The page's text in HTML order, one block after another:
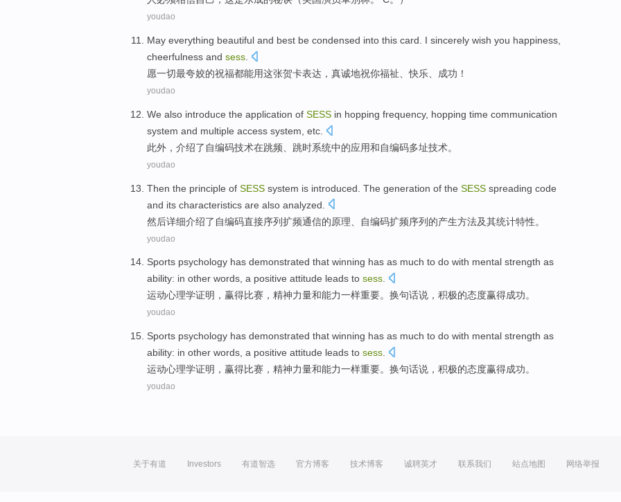
youdao
May everything beautiful and best be condensed into this card I sincerely wish you happiness
cheerfulness and sess
愿一切最夸姣的祝福都能用这张贺卡表达， 真诚地祝你福祉、快乐 成功 ！
youdao
We also introduce the application of SESS in hopping frequency, hopping time communication
system and multiple access system, etc
此外 ， 介绍了 自编码技术在跳频 、跳时系统中的应用和自编码多址技术。
youdao
Then the principle of SESS system is introduced . The generation of the SESS spreading code
and its characteristics are also analyzed.
然后详细介绍了 自编码直接序列扩频通信的原理 、自编码扩频序列的产生方法及其统计特性。
youdao
Sports psychology has demonstrated that winning has as much to do with mental strength as
ability: in other words, a positive attitude leads to sess.
运动心理学证明 ， 赢得比赛， 精神力量和能力一样重要。换句话说， 积极的态度赢得成功。
youdao
Sports psychology has demonstrated that winning has as much to do with mental strength as
ability: in other words , a positive attitude leads to sess
运动心理学证明 ， 赢得比赛， 精神力量和能力一样重要。换句话说， 积极的态度赢得成功。
youdao
关于有道 Investors 有道智选 官方博客 技术博客 诚聘英才 联系我们 站点地图 网络举报